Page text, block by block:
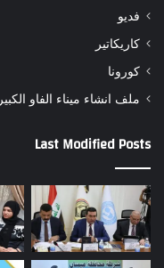
فديو
كاريكاتير
كورونا
ملف انشاء ميناء الفاو الكبير
Last Modified Posts